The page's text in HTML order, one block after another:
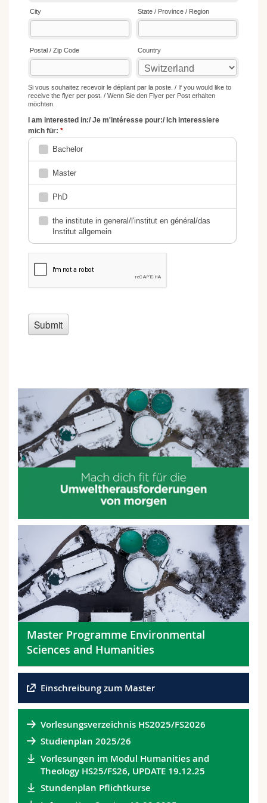
und -praxis (30 ECTS).
unterstützenden Kursen, das Wahlveranstaltungen
aus den oben genannten Modulen umfasst, um die
notwendigen Kompetenzen zu erreichen, die nicht
im Bachelor-Studium erworben wurden. Es umfasst
die notwendigen ECTS-Credits, um die Mindestzahl
von 120 ECTS-Credits zu erreichen.
In Verbindung mit den Lehrveranstaltungen des
geisteswissenschaftlichen und theologischen
Moduls zielt das umweltgeisteswissenschaftliche
Modul darauf ab, vertiefte Kompetenzen in der
geisteswissenschaftlichen Herangehensweise an
Umweltherausforderungen aufzubauen, wobei ein
besonderer Schwerpunkt auf Ethik und ethischer
Entscheidungsfindung liegt. Die anderen vier
Module liefern den notwendigen Hintergrund, um
die grundlegenden wissenschaftlichen,
wirtschaftlichen und rechtlichen Aspekte der heute
zu regelnden Umweltherausforderungen zu
verstehen. Entsprechend ihren Vorkenntnissen
besuchen die Studierenden weiterführende oder
eine Spezialisierung auf die ethischen Aspekte des
gewählten Forschungsgebietes.
Master Programme Environmental
Sciences and Humanities
Einschreibung zum Master
Vorlesungsverzeichnis HS2025/FS2026
Studienplan 2025/26
Vorlesungen im Modul Humanities and
Theology HS25/FS26, UPDATE 19.12.25
Stundenplan Pflichtkurse